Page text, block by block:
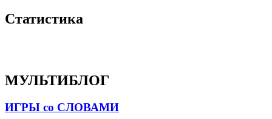
Статистика
МУЛЬТИБЛОГ
ИГРЫ со СЛОВАМИ